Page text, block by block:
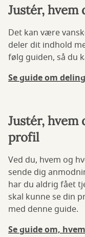
Justér, hvem
Det kan være
deler dit indhold
følg guiden, så du
Se guide om
Justér, hvem
profil
Ved du, hvem og
sende dig
har du aldrig fået
skal kunne se din
med denne guide.
Se guide om,